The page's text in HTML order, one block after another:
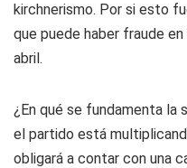
kirchnerismo. Por si esto
que puede haber fraude
abril.
¿En qué se fundamenta la
el partido está
obligará a contar con una